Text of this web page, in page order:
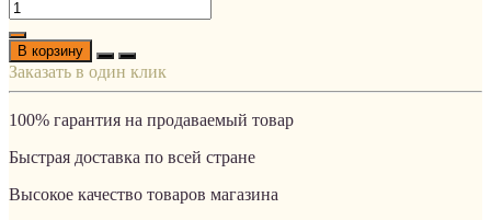
В корзину
Заказать в один клик
100% гарантия на продаваемый товар
Быстрая доставка по всей стране
Высокое качество товаров магазина